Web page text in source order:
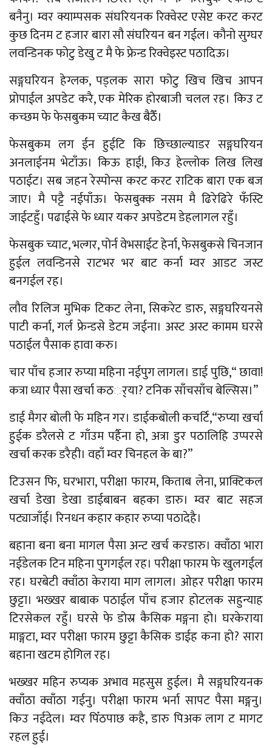
बनैनु। म्वर क्याम्पसक संघरियनक रिक्वेस्ट एसेप्ट करट करट
कुछ दिनम ट हजार बारा सौ संघरियन बन गईल। कौनो सुग्घर
लवन्डिनक फोटु डेखु ट मै फे फ्रेन्ड रिक्वेइस्ट पठादिऊ।
सङ्गघरियन हेग्लक, पड्लक सारा फोटु खिच खिच आपन
प्रोपाईल अपडेट करै, एक मेरिक होरबाजी चलल रह। किउ ट
कच्छम फे फेसबुकम च्याट कैख बैठैँ।
फेसबुकम लग ईन हुईटि कि छिच्छाल्याडर सङ्गघरियन
अनलाईनम भेटाँऊ। किऊ हाई!, किउ हेल्लोक लिख लिख
पठाईट। सब जहन रेस्पोन्स करट करट राटिक बारा एक बज
जाए। मै पट्टै नईपाँऊ। फेसबुक्क नसम मै ढिरेढिरे फँस्टि
जाईटहुँ। पढाईसे फे ध्यार यकर अपडेटम डेहलागल रहुँ।
फेसबुक च्याट, भल्गर, पोर्न वेभसाईट हेर्ना, फेसबुकसे चिनजान
हुईल लवन्डिनसे राटभर भर बाट कर्ना म्वर आडट जस्ट
बनगईल रह।
लौव रिलिज मुभिक टिकट लेना, सिकरेट डारु, सङ्गघरियनसे
पाटी कर्ना, गर्ल फ्रेन्डसे डेटम जईना। अस्ट अस्ट कामम घरसे
पठाईल पैसाक हावा करु।
चार पाँच हजार रुप्या महिना नईपुग लागल। डाई पुछि,“ छावा!
कत्रा ध्यार पैसा खर्चा कठर््या? टनिक साँचसाँच बेल्सिस।”
डाई मैगर बोली फे महिन गर। डाईकबोली कचर्टि,“रुप्या खर्चा
हुईक डरैलसे ट गाँउम पर्हैना हो, अत्रा डुर पठालिहि उप्परसे
खर्चा करक डरैही। वहाँ म्वर चिनहल के बा?”
टिउसन फि, घरभारा, परीक्षा फारम, किताब लेना, प्राक्टिकल
खर्चा डेखा डेखा डाईबाबन बहका डारु। म्वर बाट सहज
पट्याजाँई। रिनधन कहार कहार रुप्या पठादेहै।
बहाना बना बना मागल पैसा अन्ट खर्च करडारु। क्वाँठा भारा
नईडेलक टिन महिना पुगगईल रह। परीक्षा फारम फे खुलगईल
रह। घरबेटी क्वाँठा केराया माग लागल। ओहर परीक्षा फारम
छुट्टा। भख्खर बाबाक पठाईल पाँच हजार होटलक सहुन्याह
टिरसेकल रहुँ। घरसे फे डोस्र कैसिक मङ्गना हो। घरकेराया
माङ्गटा, म्वर परीक्षा फारम छुट्टा कैसिक डाईह कना हो? सारा
बहाना खटम होगिल रह।
भख्खर महिन रुप्यक अभाव महसुस हुईल। मै सङ्गघरियनक
क्वाँठा क्वाँठा गईनु। परीक्षा फारम भर्ना सापट पैसा मङ्गनु।
किउ नईदेल। म्वर पिँठपाछ कहै, डारु पिअक लाग ट मागट
रहल हुई।